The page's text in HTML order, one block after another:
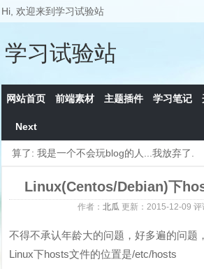
Hi, 欢迎来到学习试验站
学习试验站
网站首页 前端素材 主题插件 学习笔记
Next
算了: 我是一个不会玩blog的人...我放弃了.
Linux(Centos/Debian)下
作者： 北瓜 更新： 2015-12-09 评
不得不承认年龄大的问题，好多遍的问题
Linux下hosts文件的位置是/etc/hosts